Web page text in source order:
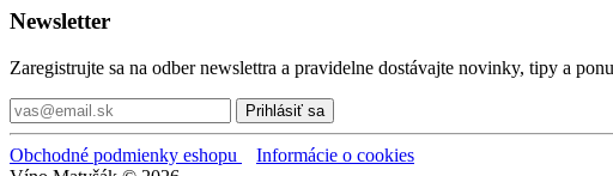
Newsletter
Zaregistrujte sa na odber newslettra a pravidelne dostávajte novinky, tipy a
Prihlásiť sa
Obchodné podmienky eshopu
Informácie o cookies